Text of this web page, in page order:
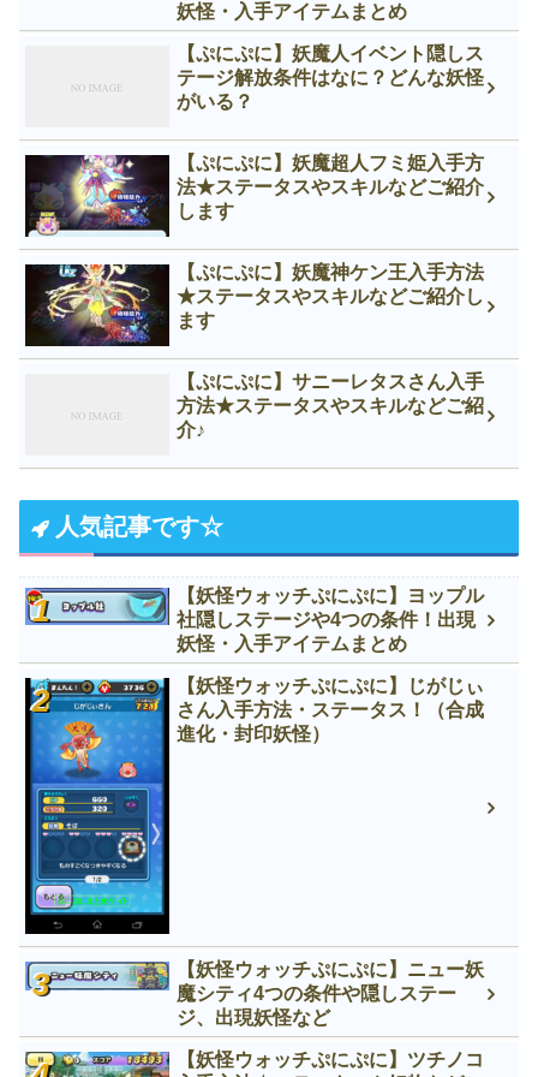
妖怪・入手アイテムまとめ
【ぷにぷに】妖魔人イベント隠しス
テージ解放条件はなに？どんな妖怪
がいる？
【ぷにぷに】妖魔超人フミ姫入手方
法★ステータスやスキルなどご紹介
します
【ぷにぷに】妖魔神ケン王入手方法
★ステータスやスキルなどご紹介し
ます
【ぷにぷに】サニーレタスさん入手
方法★ステータスやスキルなどご紹
介♪
人気記事です☆
【妖怪ウォッチぷにぷに】ヨップル
社隠しステージや4つの条件！出現
妖怪・入手アイテムまとめ
【妖怪ウォッチぷにぷに】じがじぃ
さん入手方法・ステータス！（合成
進化・封印妖怪）
【妖怪ウォッチぷにぷに】ニュー妖
魔シティ4つの条件や隠しステー
ジ、出現妖怪など
【妖怪ウォッチぷにぷに】ツチノコ